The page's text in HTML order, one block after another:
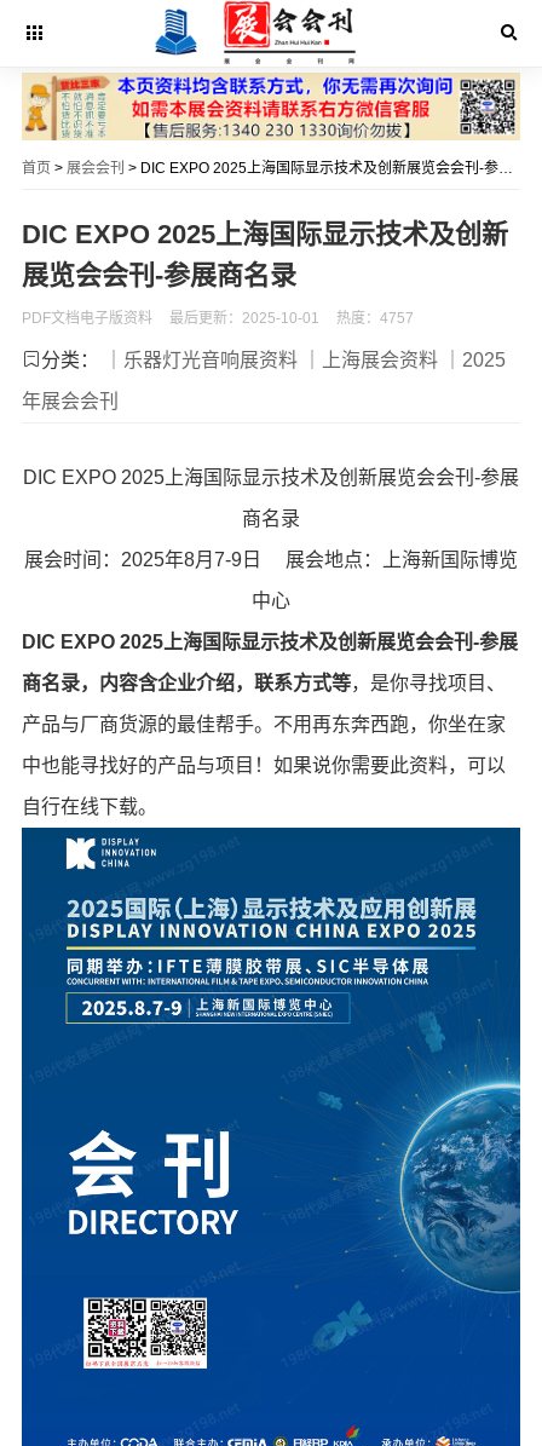
首页 > 展会会刊 > DIC EXPO 2025上海国际显示技术及创新展览会会刊-参展商名录
DIC EXPO 2025上海国际显示技术及创新
展览会会刊-参展商名录
PDF文档电子版资料 最后更新：2025-10-01 热度：4757
分类： ｜乐器灯光音响展资料 ｜上海展会资料
｜2025
年展会会刊
DIC EXPO 2025上海国际显示技术及创新展览会会刊-参展
商名录
展会时间：2025年8月7-9日 展会地点：上海新国际博览
中心
DIC EXPO 2025上海国际显示技术及创新展览会会刊-参展
商名录，内容含企业介绍，联系方式等，是你寻找项目、
产品与厂商货源的最佳帮手。不用再东奔西跑，你坐在家
中也能寻找好的产品与项目！如果说你需要此资料，可以
自行在线下载。